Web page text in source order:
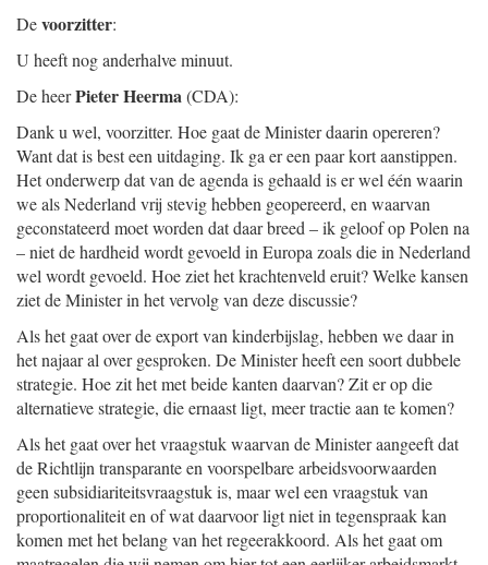
Devoorzitter:
U heeft nog anderhalve minuut.
De heerPieter Heerma(CDA):
Dank u wel, voorzitter. Hoe gaat de Minister daarin opereren?
Want dat is best een uitdaging. Ik ga er een paar kort aanstippen.
Het onderwerp dat van de agenda is gehaald is er wel één waarin
we als Nederland vrij stevig hebben geopereerd, en waarvan
geconstateerd moet worden dat daar breed – ik geloof op Polen na
– niet de hardheid wordt gevoeld in Europa zoals die in Nederland
wel wordt gevoeld. Hoe ziet het krachtenveld eruit? Welke kansen
ziet de Minister in het vervolg van deze discussie?
Als het gaat over de export van kinderbijslag, hebben we daar in
het najaar al over gesproken. De Minister heeft een soort dubbele
strategie. Hoe zit het met beide kanten daarvan? Zit er op die
alternatieve strategie, die ernaast ligt, meer tractie aan te komen?
Als het gaat over het vraagstuk waarvan de Minister aangeeft dat
de Richtlijn transparante en voorspelbare arbeidsvoorwaarden
geen subsidiariteitsvraagstuk is, maar wel een vraagstuk van
proportionaliteit en of wat daarvoor ligt niet in tegenspraak kan
komen met het belang van het regeerakkoord. Als het gaat om